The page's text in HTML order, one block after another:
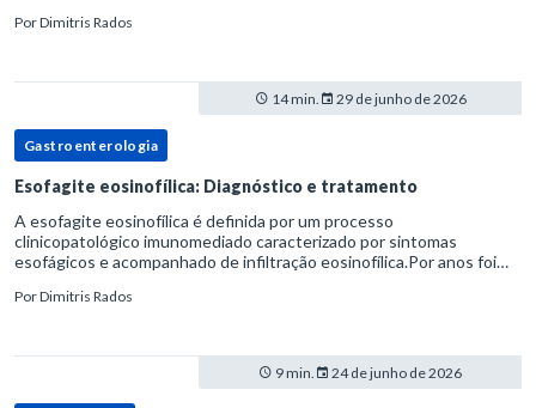
PorDimitris Rados
14 min. 29 de junho de 2026
Gastroenterologia
Esofagite eosinofílica: Diagnóstico e tratamento
A esofagite eosinofílica é definida por um processo
clinicopatológico imunomediado caracterizado por sintomas
esofágicos e acompanhado de infiltração eosinofílica.Por anos foi
refluxo gastr
PorDimitris Rados
9 min. 24 de junho de 2026